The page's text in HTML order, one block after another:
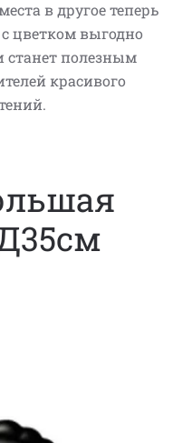
в другое теперь
с цветком выгодно
станет полезным
красивого